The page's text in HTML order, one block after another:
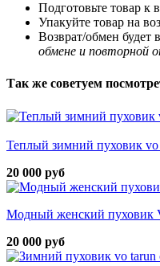
Подготовьте товар к
Упакуйте товар на
Возврат/обмен будет
обмене и повторной
Так же советуем
Теплый зимний пуховик vo
20 000 руб
Модный женский пуховик
20 000 руб